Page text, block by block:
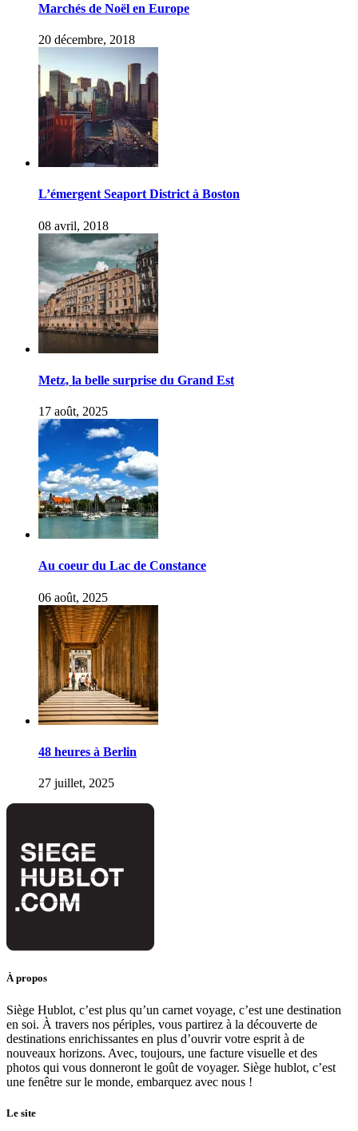
Marchés de Noël en Europe
20 décembre, 2018
L’émergent Seaport District à Boston
08 avril, 2018
Metz, la belle surprise du Grand Est
17 août, 2025
Au coeur du Lac de Constance
06 août, 2025
48 heures à Berlin
27 juillet, 2025
À propos
Siège Hublot, c’est plus qu’un carnet voyage, c’est une destination
en soi. À travers nos périples, vous partirez à la découverte de
destinations enrichissantes en plus d’ouvrir votre esprit à de
nouveaux horizons. Avec, toujours, une facture visuelle et des
photos qui vous donneront le goût de voyager. Siège hublot, c’est
une fenêtre sur le monde, embarquez avec nous !
Le site